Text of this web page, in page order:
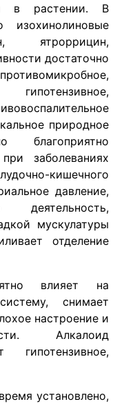
в растении. В
ятроррицин,
достаточно
природное
благоприятно
заболеваниях
кишечного
давление,
деятельность,
мускулатуры
отделение
влияет на
снимает
настроение и
Алкалоид
гипотензивное,
установлено,